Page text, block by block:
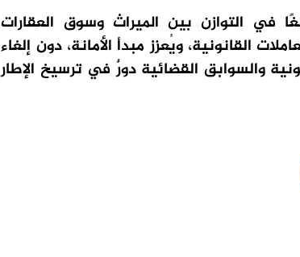
في التوازن بين الميراث وسوق العقارات
القانونية، ويُعزز مبدأ الأمانة، دون إلغاء
والسوابق القضائية دورٌ في ترسيخ الإطار